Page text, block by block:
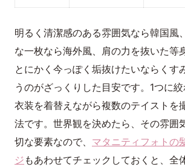
明るく清潔感のある雰囲気なら韓国風
な一枚なら海外風、肩の力を抜いた等
とにかく今っぽく垢抜けたいならく
うのがざっくりした目安です。1つに絞
衣装を着替えながら複数のテイストを
法です。世界観を決めたら、その雰囲
切な要素なので、 マタニティフォトの
ジ もあわせてチェックしておくと、全